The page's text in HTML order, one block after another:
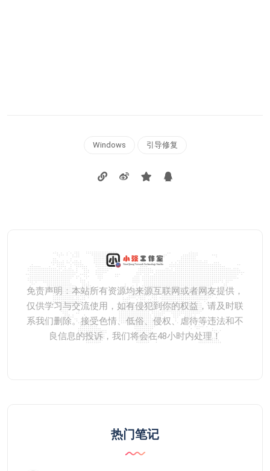
Windows 引导修复
免责声明：本站所有资源均来源互联网或者网友提供，
仅供学习与交流使用，如有侵犯到你的权益，请及时联
系我们删除。接受色情、低俗、侵权、虐待等违法和不
良信息的投诉，我们将会在48小时内处理！
热门笔记